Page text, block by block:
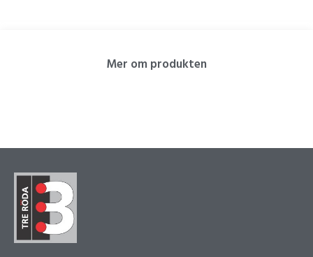
Mer om produkten